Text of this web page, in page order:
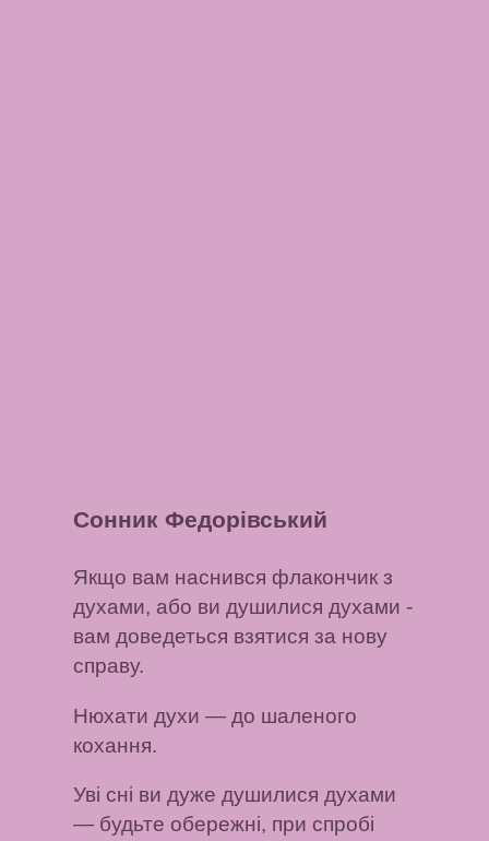
Сонник Федорівський
Якщо вам наснився флакончик з
духами, або ви душилися духами -
вам доведеться взятися за нову
справу.
Нюхати духи — до шаленого
кохання.
Уві сні ви дуже душилися духами
— будьте обережні, при спробі